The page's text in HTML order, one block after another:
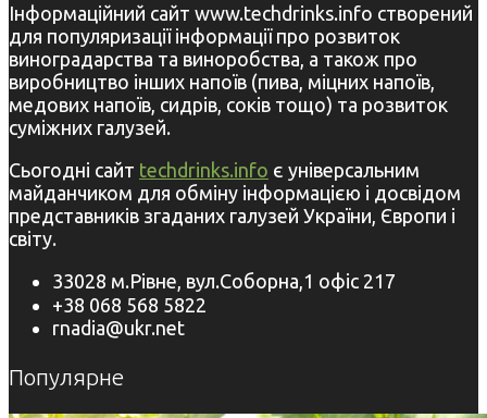
Інформаційний сайт www.techdrinks.info створений
для популяризації інформації про розвиток
виноградарства та виноробства, а також про
виробництво інших напоїв (пива, міцних напоїв,
медових напоїв, сидрів, соків тощо) та розвиток
суміжних галузей.
Сьогодні сайт techdrinks.info є універсальним
майданчиком для обміну інформацією і досвідом
представників згаданих галузей України, Європи і
світу.
33028 м.Рівне, вул.Соборна,1 офіс 217
+38 068 568 5822
rnadia@ukr.net
Популярне